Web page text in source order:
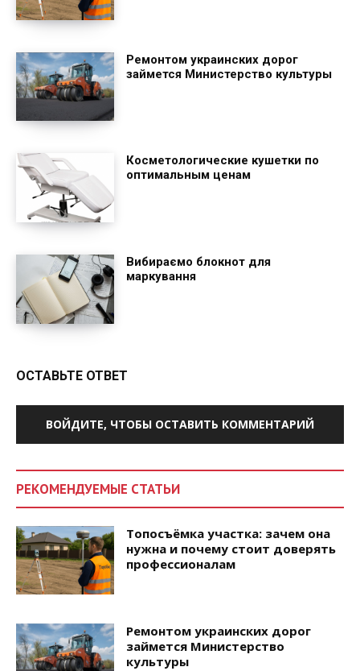
Ремонтом украинских дорог
займется Министерство культуры
Косметологические кушетки по
оптимальным ценам
Вибираємо блокнот для
маркування
ОСТАВЬТЕ ОТВЕТ
ВОЙДИТЕ, ЧТОБЫ ОСТАВИТЬ КОММЕНТАРИЙ
РЕКОМЕНДУЕМЫЕ СТАТЬИ
Топосъёмка участка: зачем она
нужна и почему стоит доверять
профессионалам
Ремонтом украинских дорог
займется Министерство
культуры